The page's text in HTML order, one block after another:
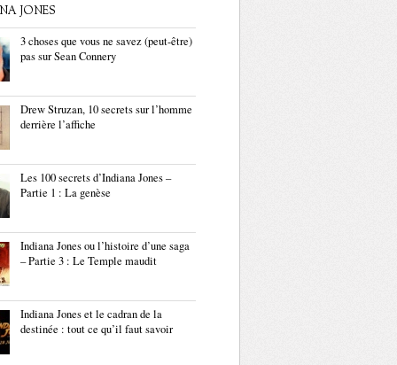
JONES
3 choses que vous ne savez (peut-être)
pas sur Sean Connery
Drew Struzan, 10 secrets sur l’homme
derrière l’affiche
Les 100 secrets d’Indiana Jones –
Partie 1 : La genèse
Indiana Jones ou l’histoire d’une saga
– Partie 3 : Le Temple maudit
Indiana Jones et le cadran de la
destinée : tout ce qu’il faut savoir